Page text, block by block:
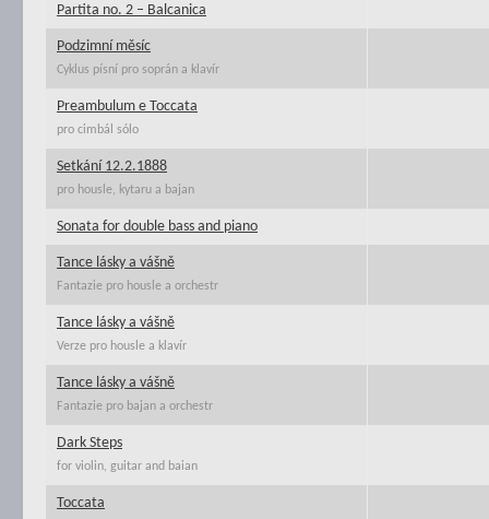
Partita no. 2 – Balcanica
Podzimní měsíc
Cyklus písní pro soprán a klavír
Preambulum e Toccata
pro cimbál sólo
Setkání 12.2.1888
pro housle, kytaru a bajan
Sonata for double bass and piano
Tance lásky a vášně
Fantazie pro housle a orchestr
Tance lásky a vášně
Verze pro housle a klavír
Tance lásky a vášně
Fantazie pro bajan a orchestr
Dark Steps
for violin, guitar and baian
Toccata